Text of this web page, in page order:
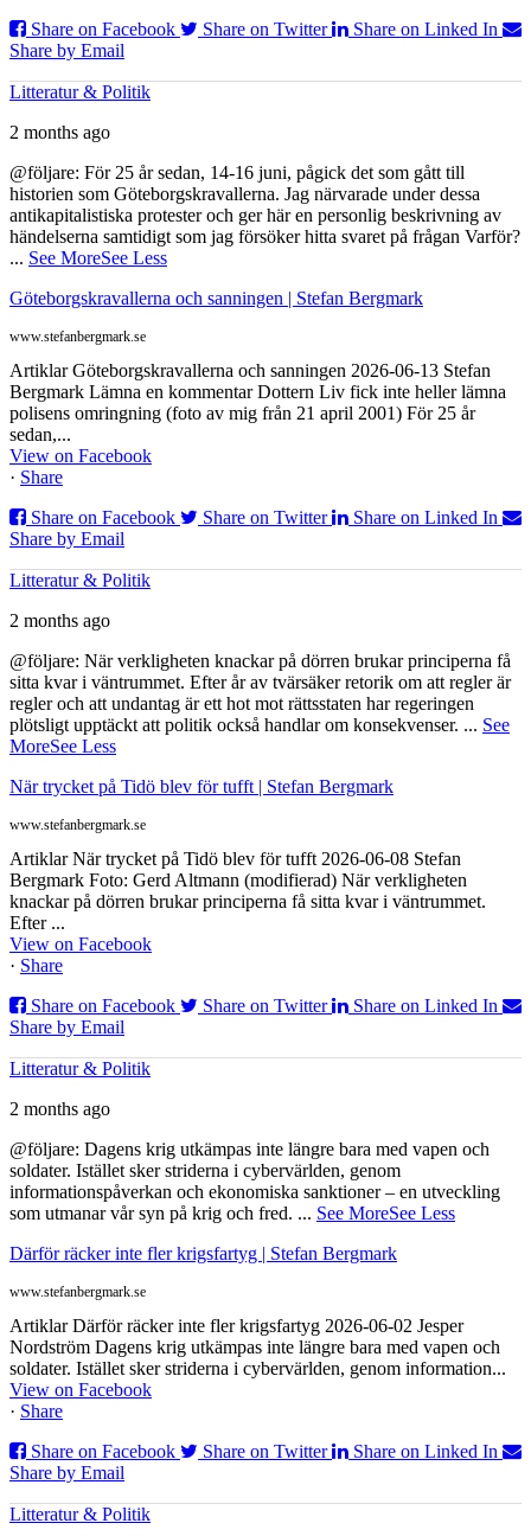
Share on Facebook
Share on Twitter
Share on Linked In
Share by Email
Litteratur & Politik
2 months ago
@följare: För 25 år sedan, 14-16 juni, pågick det som gått till
historien som Göteborgskravallerna. Jag närvarade under dessa
antikapitalistiska protester och ger här en personlig beskrivning av
händelserna samtidigt som jag försöker hitta svaret på frågan Varför?
... See MoreSee Less
Göteborgskravallerna och sanningen | Stefan Bergmark
www.stefanbergmark.se
Artiklar Göteborgskravallerna och sanningen 2026-06-13 Stefan
Bergmark Lämna en kommentar Dottern Liv fick inte heller lämna
polisens omringning (foto av mig från 21 april 2001) För 25 år
sedan,...
View on Facebook
· Share
Share on Facebook
Share on Twitter
Share on Linked In
Share by Email
Litteratur & Politik
2 months ago
@följare: När verkligheten knackar på dörren brukar principerna få
sitta kvar i väntrummet. Efter år av tvärsäker retorik om att regler är
regler och att undantag är ett hot mot rättsstaten har regeringen
plötsligt upptäckt att politik också handlar om konsekvenser. ... See
MoreSee Less
När trycket på Tidö blev för tufft | Stefan Bergmark
www.stefanbergmark.se
Artiklar När trycket på Tidö blev för tufft 2026-06-08 Stefan
Bergmark Foto: Gerd Altmann (modifierad) När verkligheten
knackar på dörren brukar principerna få sitta kvar i väntrummet.
Efter ...
View on Facebook
· Share
Share on Facebook
Share on Twitter
Share on Linked In
Share by Email
Litteratur & Politik
2 months ago
@följare: Dagens krig utkämpas inte längre bara med vapen och
soldater. Istället sker striderna i cybervärlden, genom
informationspåverkan och ekonomiska sanktioner – en utveckling
som utmanar vår syn på krig och fred. ... See MoreSee Less
Därför räcker inte fler krigsfartyg | Stefan Bergmark
www.stefanbergmark.se
Artiklar Därför räcker inte fler krigsfartyg 2026-06-02 Jesper
Nordström Dagens krig utkämpas inte längre bara med vapen och
soldater. Istället sker striderna i cybervärlden, genom information...
View on Facebook
· Share
Share on Facebook
Share on Twitter
Share on Linked In
Share by Email
Litteratur & Politik